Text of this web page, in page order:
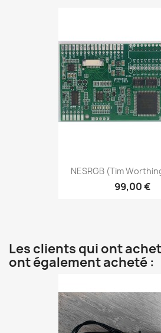
NESRGB (Tim
99,00 €
Les clients qui ont
ont également acheté :